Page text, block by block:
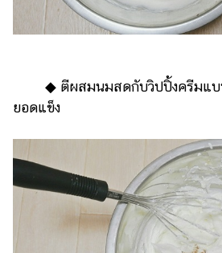
◆ ตีผสมนมสดกับวิปปิ้งครีมแบบ
ยอดแข็ง